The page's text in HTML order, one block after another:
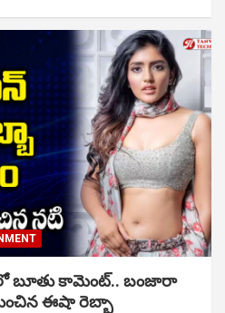
బూతు కామెంట్.. బంజారా
ఈషా రెబ్బా